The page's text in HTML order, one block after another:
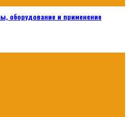
оборудование и применение